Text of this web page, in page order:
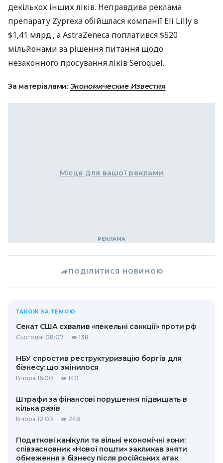
декількох інших ліків. Неправдива реклама
препарату Zyprexa обійшлася компанії Eli Lilly в
$1,41 млрд., а AstraZeneca поплатився $520
мільйонами за рішення питання щодо
незаконного просування ліків Seroquel.
За матеріалами: Экономические Известия
Місце для вашої реклами
ПОДІЛИТИСЯ НОВИНОЮ
ТАКОЖ ЗА ТЕМОЮ
Сенат США схвалив «пекельні санкції» проти рф
Сьогодні 08:07 138
НБУ спростив реструктуризацію боргів для
бізнесу: що змінилося
Вчора 16:00 140
Штрафи за фінансові порушення підвищать в
кілька разів
Вчора 12:03 248
Податкові канікули та вільні економічні зони:
співзасновник «Нової пошти» закликав зняти
обмеження з бізнесу після російських атак